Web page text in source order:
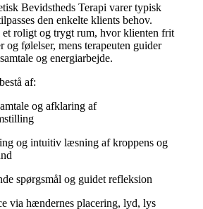
Bevidstheds Terapi varer typisk
den enkelte klients behov.
et roligt og trygt rum, hvor klienten frit
og følelser, mens terapeuten guider
og energiarbejde.
af:
og afklaring af
og intuitiv læsning af kroppens og
spørgsmål og guidet refleksion
via hændernes placering, lyd, lys